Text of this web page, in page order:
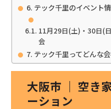
テック千里のイベント情
11月29日(土)・30日(
会
テック千里ってどんな
大阪市 ｜ 空き
ーション